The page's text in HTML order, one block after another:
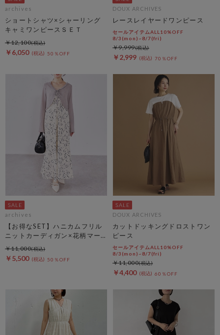
archives
ショートシャツ×シャーリング
キャミワンピースＳＥＴ
￥6,050 50％OFF
￥12,100
DOUX ARCHIVES
レースレイヤードワンピース
セールアイテムALL10%OFF
8/3(mon)~8/7(fri)
￥2,999 70％OFF
￥9,999
archives
【お得なSET】ハニカムフリル
ニットカーディガン×花柄マー
メイドキャミｏｐＳＥＴ
￥5,500 50％OFF
￥11,000
DOUX ARCHIVES
カットドッキングドロストワン
ピース
セールアイテムALL10%OFF
8/3(mon)~8/7(fri)
￥4,400 60％OFF
￥11,000